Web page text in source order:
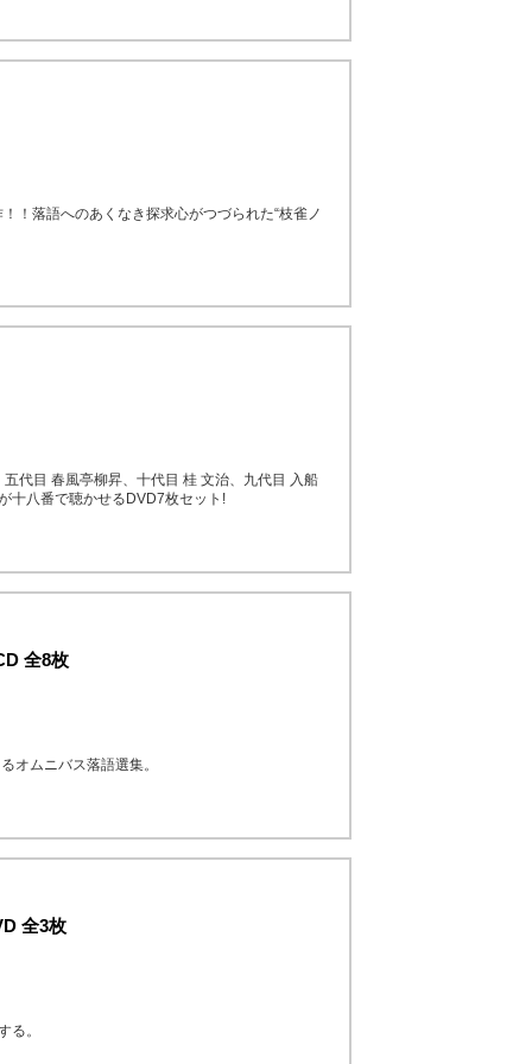
！落語へのあくなき探求心がつづられた“枝雀ノ
代目 春風亭柳昇、十代目 桂 文治、九代目 入船
十八番で聴かせるDVD7枚セット!
全8枚
オムニバス落語選集。
全3枚
る。